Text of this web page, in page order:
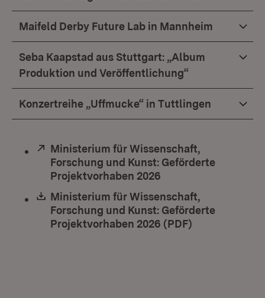
Maifeld Derby Future Lab in Mannheim
Seba Kaapstad aus Stuttgart: „Album
Produktion und Veröffentlichung“
Konzertreihe „Uffmucke“ in Tuttlingen
Extern:
Ministerium für Wissenschaft,
Forschung und Kunst: Geförderte
Projektvorhaben 2026
Download:
Ministerium für Wissenschaft,
Forschung und Kunst: Geförderte
Projektvorhaben 2026 (PDF)